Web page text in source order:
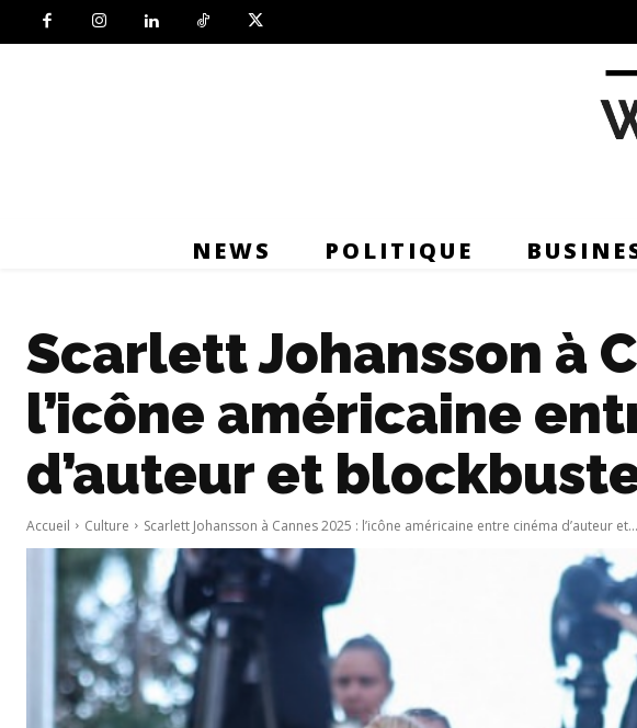
NEWS POLITIQUE
Scarlett Johansson à
l’icône américaine
d’auteur et
Accueil Culture Scarlett Johansson à Cannes 2025 : l’icône américaine entre cinéma d’auteur et...